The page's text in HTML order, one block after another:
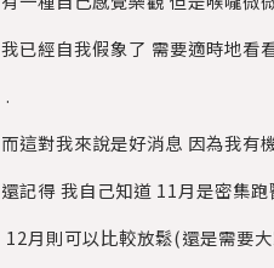
我已經自我假象了 需要適時地看
.
而這對我來說是好消息 因為我有
還記得 我自己知道 11月是密集
12月則可以比較放鬆(還是需要